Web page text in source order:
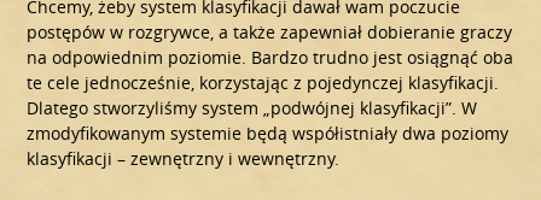
Chcemy, żeby system klasyfikacji dawał wam poczucie
postępów w rozgrywce, a także zapewniał dobieranie graczy
na odpowiednim poziomie. Bardzo trudno jest osiągnąć oba
te cele jednocześnie, korzystając z pojedynczej klasyfikacji.
Dlatego stworzyliśmy system „podwójnej klasyfikacji”. W
zmodyfikowanym systemie będą współistniały dwa poziomy
klasyfikacji – zewnętrzny i wewnętrzny.